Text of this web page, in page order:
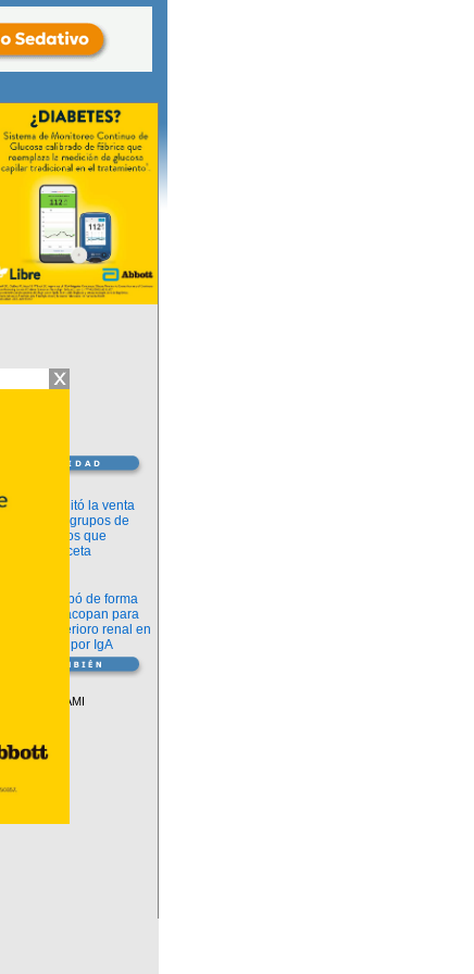
habilitó la venta
libre de diez grupos de
medicamentos que
requerían receta
La FDA aprobó de forma
definitiva iptacopan para
frenar el deterioro renal en
la nefropatía por IgA
PAMI